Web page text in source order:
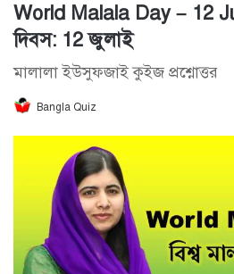
World Malala Day – 12
দিবস: 12 জুলাই
মালালা ইউসুফজাই কুইজ প্রশ্নোত্তর
Bangla Quiz